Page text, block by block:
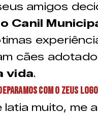
amigos
Canil
cães
vida.
com o Zeus
latia muito, me